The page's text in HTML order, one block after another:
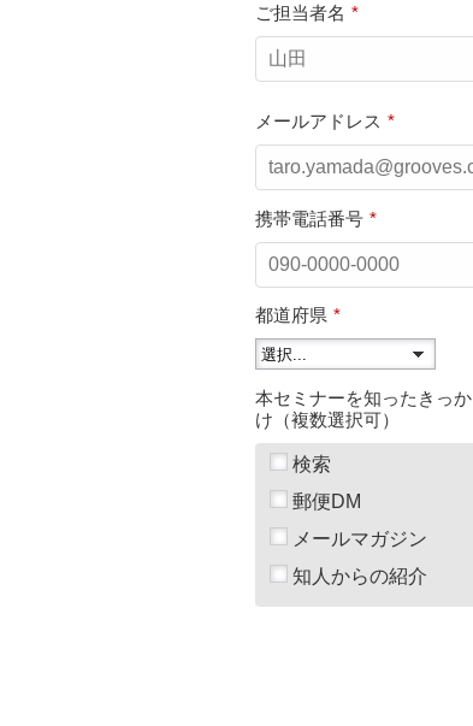
*
ご担当者名
*
メールアドレス
*
携帯電話番号
*
都道府県
本セミナーを知ったきっか
け（複数選択可）
検索
郵便DM
メールマガジン
知人からの紹介